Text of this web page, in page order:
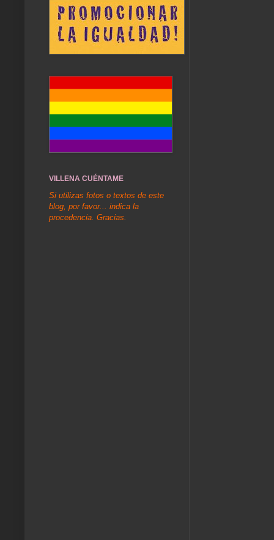
VILLENA CUÉNTAME
Si utilizas fotos o textos de este
blog, por favor... indica la
procedencia. Gracias.